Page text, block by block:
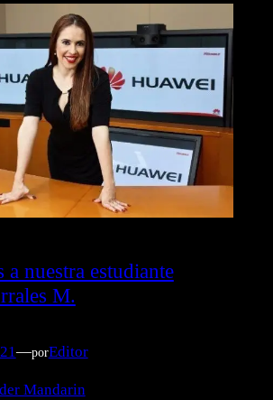
a nuestra estudiante
M.
—porEditor
Mandarin